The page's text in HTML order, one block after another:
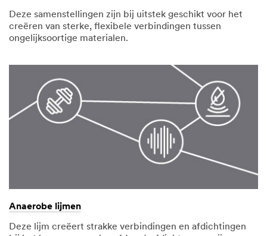
Deze samenstellingen zijn bij uitstek geschikt voor het
creëren van sterke, flexibele verbindingen tussen
ongelijksoortige materialen.
Anaerobe lijmen
Deze lijm creëert strakke verbindingen en afdichtingen